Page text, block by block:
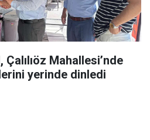
Mahallesi’nde
yerinde dinledi